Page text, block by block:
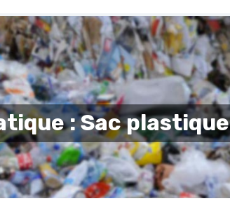
: Sac plastique